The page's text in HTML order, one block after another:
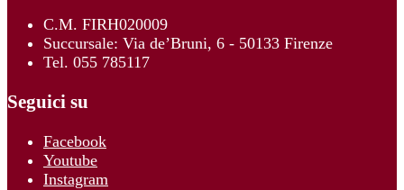
C.M. FIRH020009
Succursale: Via de’Bruni, 6 - 50133 Firenze
Tel. 055 785117
Seguici su
Facebook
Youtube
Instagram